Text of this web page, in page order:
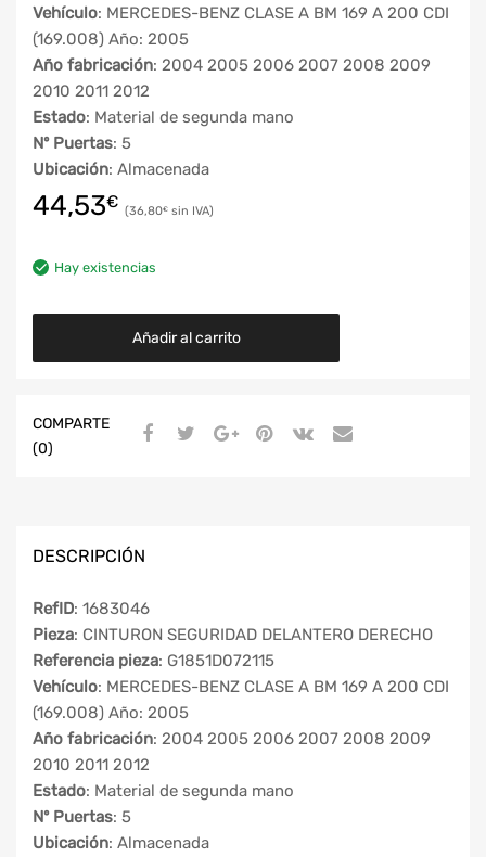
Vehículo: MERCEDES-BENZ CLASE A BM 169 A 200 CDI
(169.008) Año: 2005
Año fabricación: 2004 2005 2006 2007 2008 2009
2010 2011 2012
Estado: Material de segunda mano
Nº Puertas: 5
Ubicación: Almacenada
44,53€ 36,80€
Hay existencias
Añadir al carrito
COMPARTE
(0)
DESCRIPCIÓN
RefID: 1683046
Pieza: CINTURON SEGURIDAD DELANTERO DERECHO
Referencia pieza: G1851D072115
Vehículo: MERCEDES-BENZ CLASE A BM 169 A 200 CDI
(169.008) Año: 2005
Año fabricación: 2004 2005 2006 2007 2008 2009
2010 2011 2012
Estado: Material de segunda mano
Nº Puertas: 5
Ubicación: Almacenada